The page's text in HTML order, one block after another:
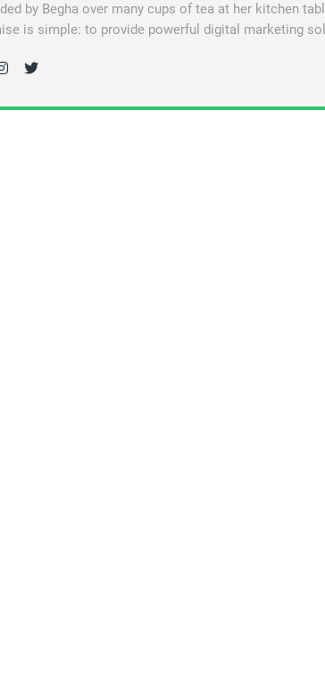
by Begha over many cups of tea at her kitchen
is simple: to provide powerful digital marketing